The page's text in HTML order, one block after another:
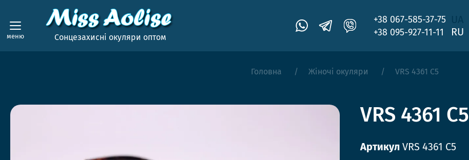
меню Сонцезахисні окуляри оптом
+38 067-585-37-75
+38 095-927-11-11
RU
Головна Жіночі окуляри VRS 4361 C5
VRS 4361 C5
Артикул VRS 4361 C5